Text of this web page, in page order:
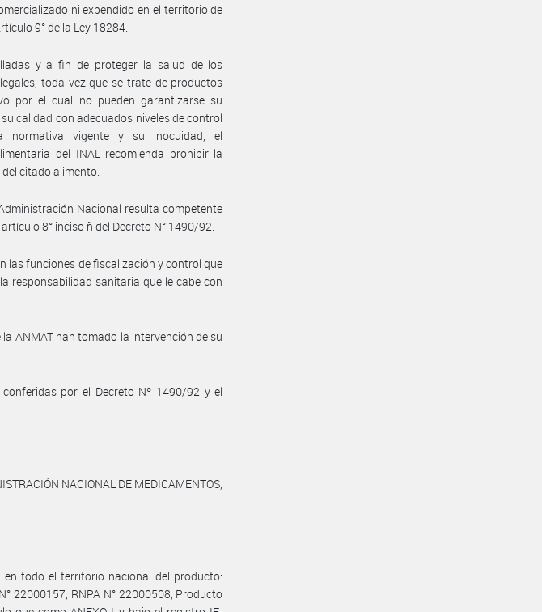
ni expendido en el territorio de
9° de la Ley 18284.
y a fin de proteger la salud de los
toda vez que se trate de productos
por el cual no pueden garantizarse su
calidad con adecuados niveles de control
normativa vigente y su inocuidad, el
del INAL recomienda prohibir la
citado alimento.
Nacional resulta competente
8° inciso ñ del Decreto N° 1490/92.
las funciones de fiscalización y control que
responsabilidad sanitaria que le cabe con
ANMAT han tomado la intervención de su
por el Decreto Nº 1490/92 y el
NACIONAL DE MEDICAMENTOS,
en todo el territorio nacional del producto:
22000157, RNPA N° 22000508, Producto